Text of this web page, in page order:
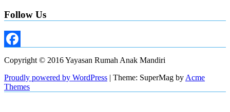
Follow Us
Copyright © 2016 Yayasan Rumah Anak Mandiri
Proudly powered by WordPress | Theme: SuperMag by Acme
Themes